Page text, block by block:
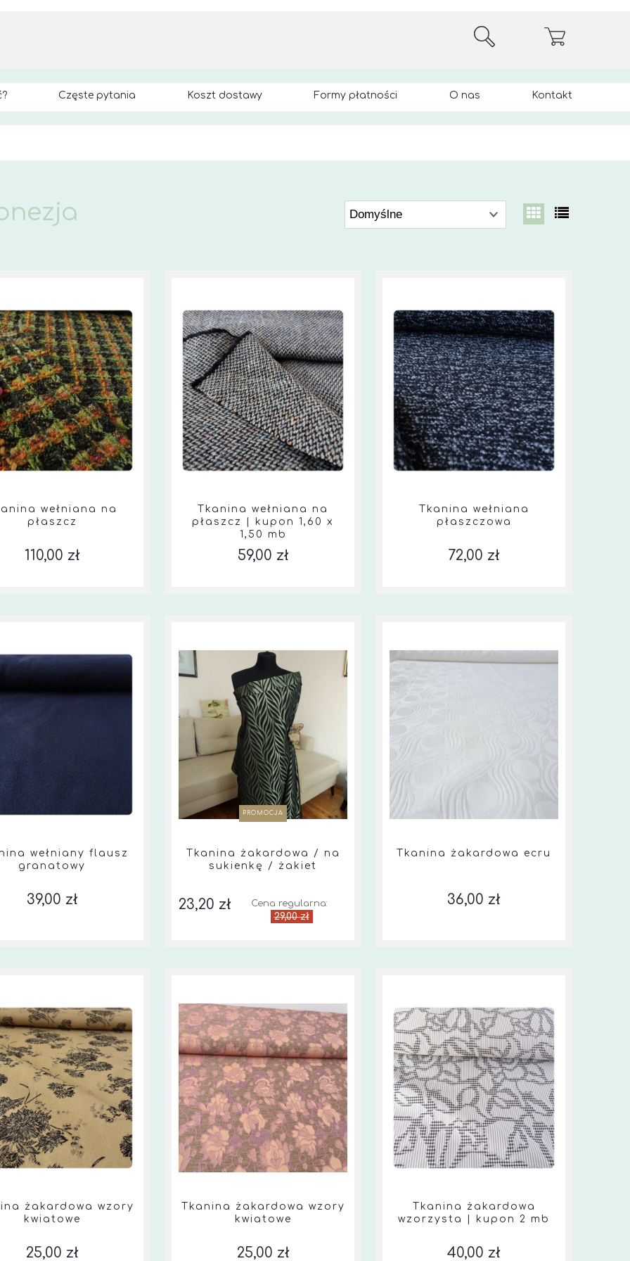
Częste pytania Koszt dostawy Formy płatności O nas Kontakt
wełniana na
płaszcz
110,00 zł
Tkanina wełniana na
płaszcz | kupon 1,60 x
1,50 mb
59,00 zł
Tkanina wełniana
płaszczowa
72,00 zł
wełniany flausz
granatowy
39,00 zł
Tkanina żakardowa / na
sukienkę / żakiet
23,20 zł Cena regularna:
29,00 zł
PROMOCJA
Tkanina żakardowa ecru
36,00 zł
żakardowa wzory
kwiatowe
25,00 zł
Tkanina żakardowa wzory
kwiatowe
25,00 zł
Tkanina żakardowa
wzorzysta | kupon 2 mb
40,00 zł